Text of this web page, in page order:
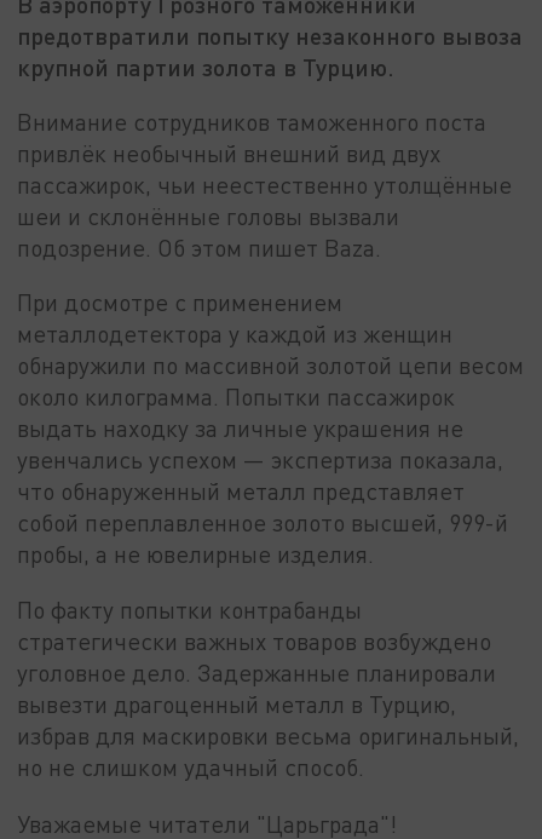
предотвратили попытку незаконного вывоза
крупной партии золота в Турцию.
Внимание сотрудников таможенного поста
привлёк необычный внешний вид двух
пассажирок, чьи неестественно утолщённые
шеи и склонённые головы вызвали
подозрение. Об этом пишет Baza.
При досмотре с применением
металлодетектора у каждой из женщин
обнаружили по массивной золотой цепи весом
около килограмма. Попытки пассажирок
выдать находку за личные украшения не
увенчались успехом — экспертиза показала,
что обнаруженный металл представляет
собой переплавленное золото высшей, 999-й
пробы, а не ювелирные изделия.
По факту попытки контрабанды
стратегически важных товаров возбуждено
уголовное дело. Задержанные планировали
вывезти драгоценный металл в Турцию,
избрав для маскировки весьма оригинальный,
но не слишком удачный способ.
Уважаемые читатели "Царьграда"!